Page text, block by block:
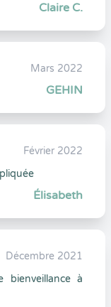
Claire C.
Mars 2022
GEHIN
Février 2022
Élisabeth
Décembre 2021
à